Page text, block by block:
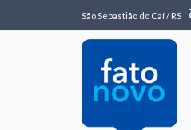
São Sebastião do Caí / RS